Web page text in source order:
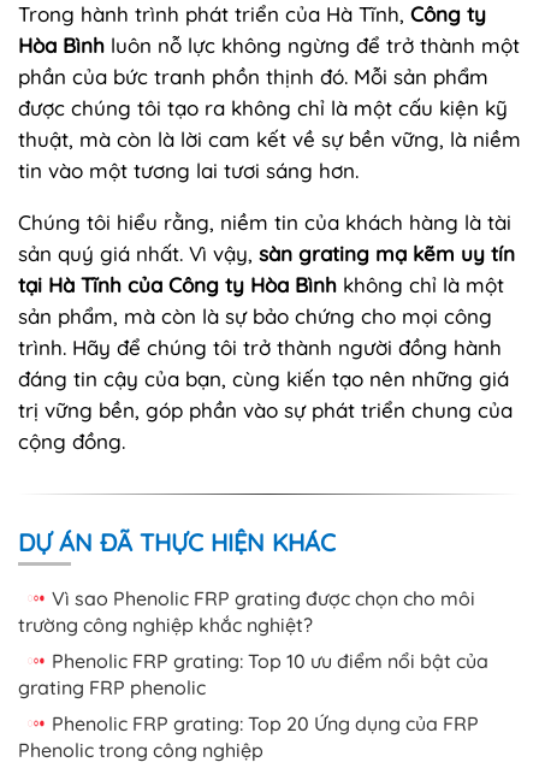
Trong hành trình phát triển của Hà Tĩnh, Công ty
Hòa Bình luôn nỗ lực không ngừng để trở thành một
phần của bức tranh phồn thịnh đó. Mỗi sản phẩm
được chúng tôi tạo ra không chỉ là một cấu kiện kỹ
thuật, mà còn là lời cam kết về sự bền vững, là niềm
tin vào một tương lai tươi sáng hơn.
Chúng tôi hiểu rằng, niềm tin của khách hàng là tài
sản quý giá nhất. Vì vậy, sàn grating mạ kẽm uy tín
tại Hà Tĩnh của Công ty Hòa Bình không chỉ là một
sản phẩm, mà còn là sự bảo chứng cho mọi công
trình. Hãy để chúng tôi trở thành người đồng hành
đáng tin cậy của bạn, cùng kiến tạo nên những giá
trị vững bền, góp phần vào sự phát triển chung của
cộng đồng.
DỰ ÁN ĐÃ THỰC HIỆN KHÁC
Vì sao Phenolic FRP grating được chọn cho môi
trường công nghiệp khắc nghiệt?
Phenolic FRP grating: Top 10 ưu điểm nổi bật của
grating FRP phenolic
Phenolic FRP grating: Top 20 Ứng dụng của FRP
Phenolic trong công nghiệp